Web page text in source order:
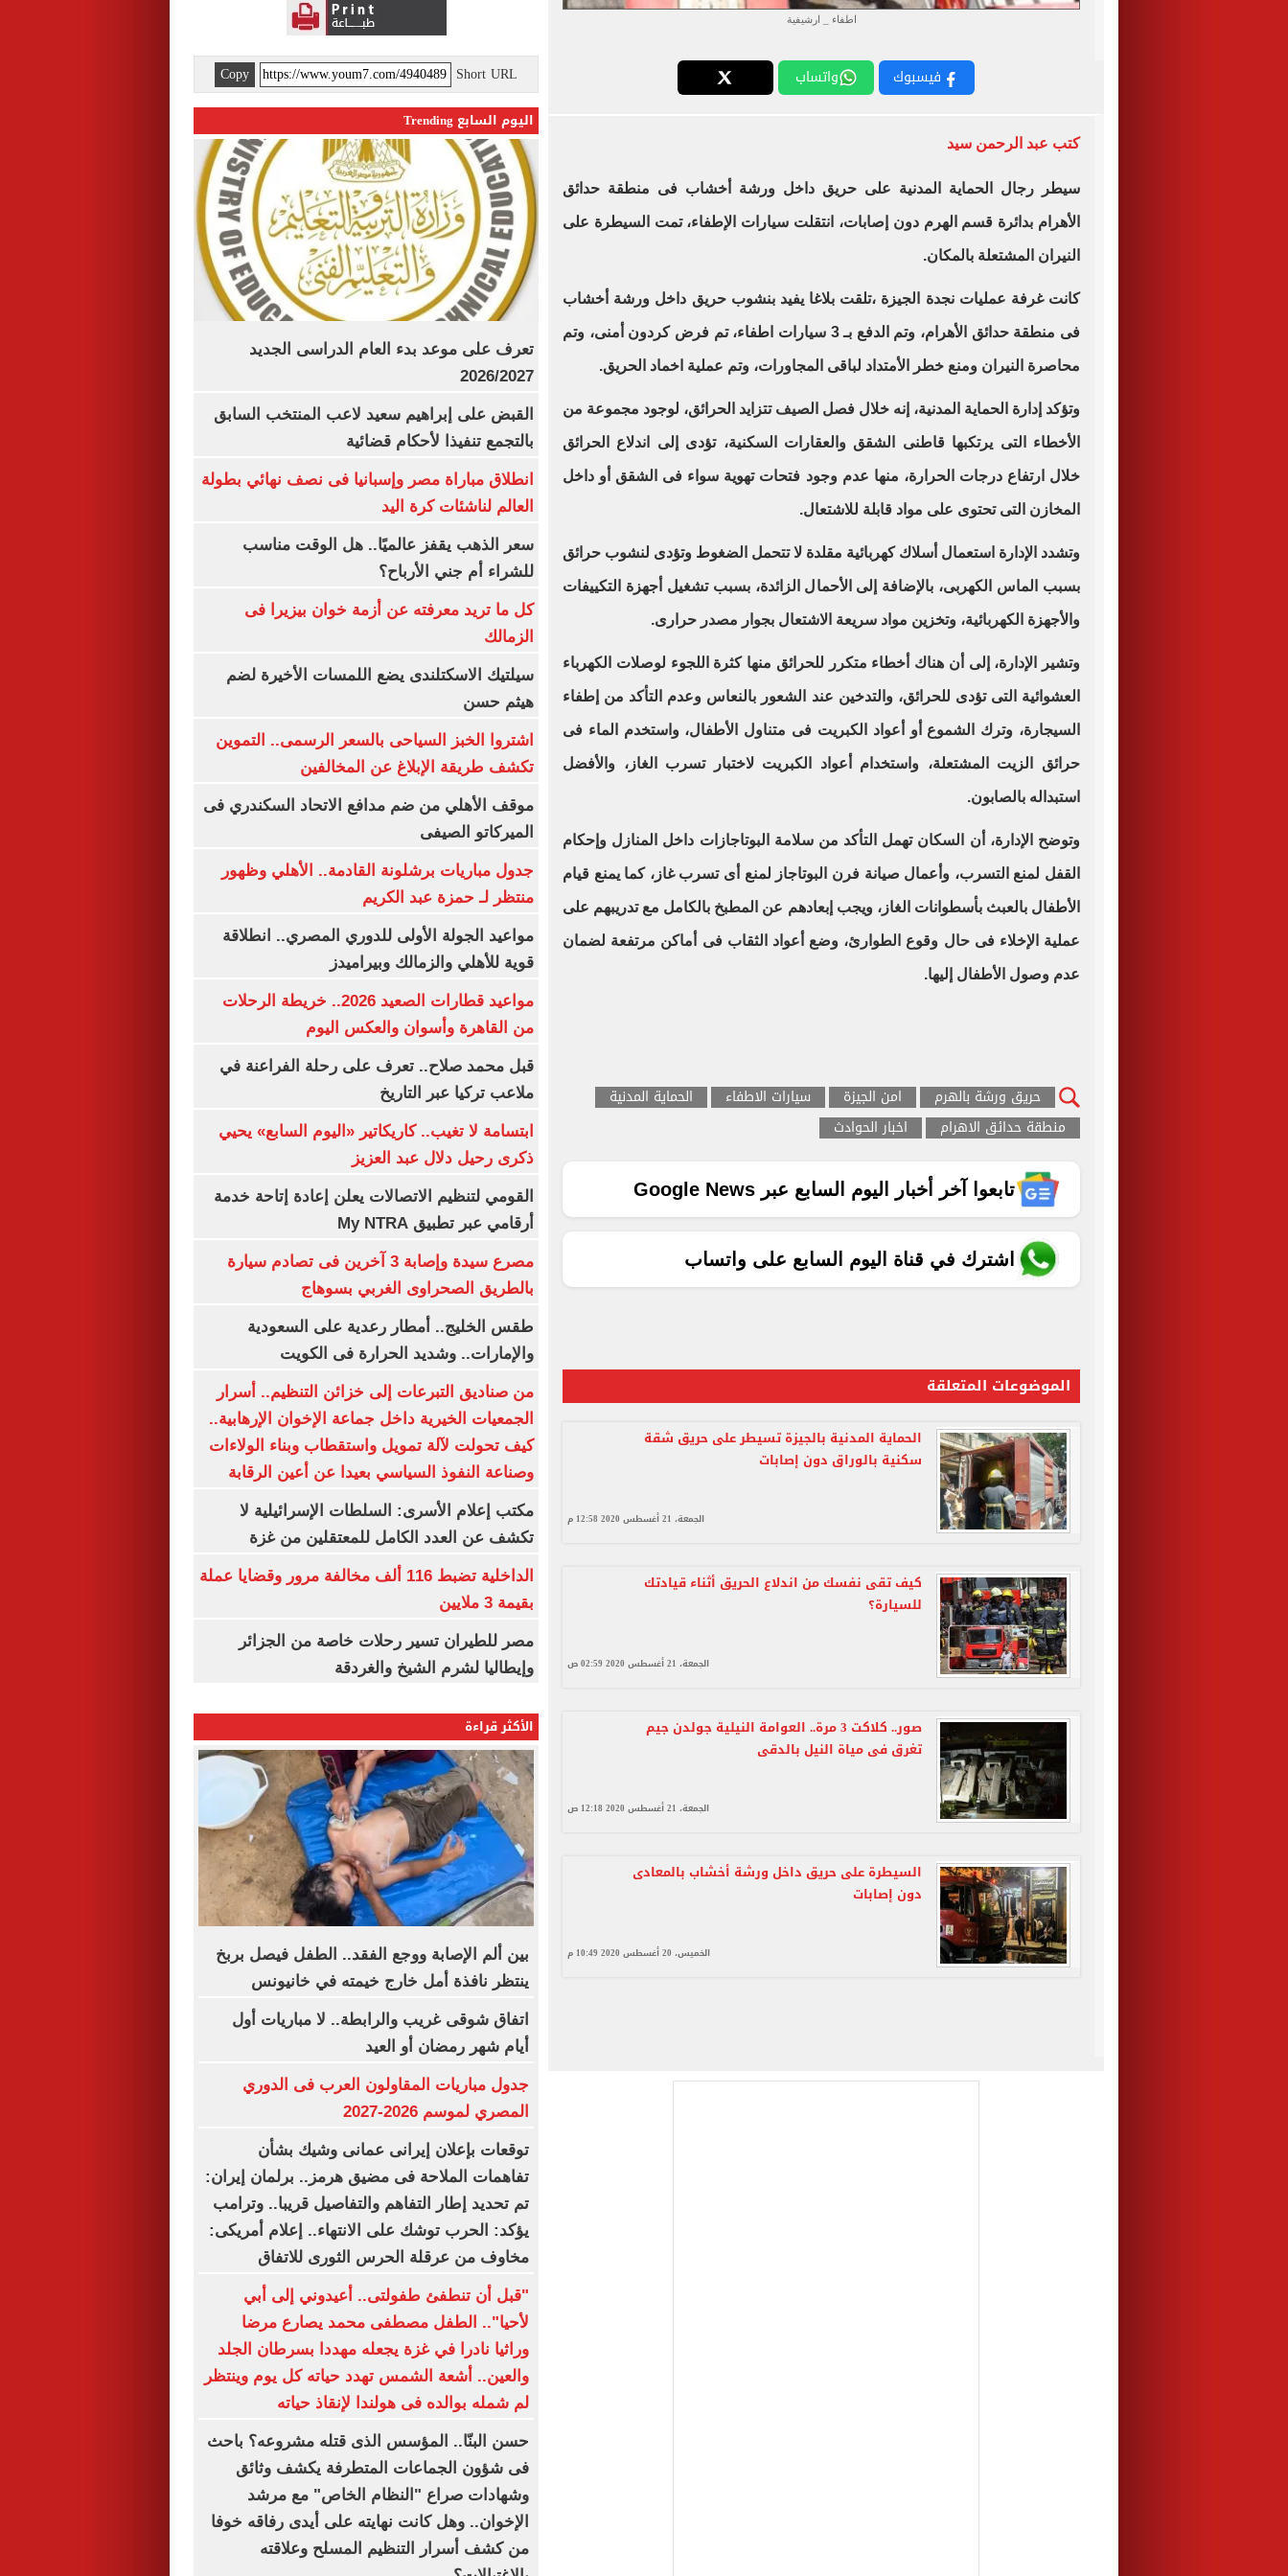
اطفاء _ ارشيفية
فيسبوك واتساب
كتب عبد الرحمن سيد
سيطر رجال الحماية المدنية على حريق داخل ورشة أخشاب فى منطقة حدائق
الأهرام بدائرة قسم الهرم دون إصابات، انتقلت سيارات الإطفاء، تمت السيطرة على
النيران المشتعلة بالمكان.
كانت غرفة عمليات نجدة الجيزة ،تلقت بلاغا يفيد بنشوب حريق داخل ورشة أخشاب
فى منطقة حدائق الأهرام، وتم الدفع بـ 3 سيارات اطفاء، تم فرض كردون أمنى، وتم
محاصرة النيران ومنع خطر الأمتداد لباقى المجاورات، وتم عملية اخماد الحريق.
وتؤكد إدارة الحماية المدنية، إنه خلال فصل الصيف تتزايد الحرائق، لوجود مجموعة من
الأخطاء التى يرتكبها قاطنى الشقق والعقارات السكنية، تؤدى إلى اندلاع الحرائق
خلال ارتفاع درجات الحرارة، منها عدم وجود فتحات تهوية سواء فى الشقق أو داخل
المخازن التى تحتوى على مواد قابلة للاشتعال.
وتشدد الإدارة استعمال أسلاك كهربائية مقلدة لا تتحمل الضغوط وتؤدى لنشوب حرائق
بسبب الماس الكهربى، بالإضافة إلى الأحمال الزائدة، بسبب تشغيل أجهزة التكييفات
والأجهزة الكهربائية، وتخزين مواد سريعة الاشتعال بجوار مصدر حرارى.
وتشير الإدارة، إلى أن هناك أخطاء متكرر للحرائق منها كثرة اللجوء لوصلات الكهرباء
العشوائية التى تؤدى للحرائق، والتدخين عند الشعور بالنعاس وعدم التأكد من إطفاء
السيجارة، وترك الشموع أو أعواد الكبريت فى متناول الأطفال، واستخدم الماء فى
حرائق الزيت المشتعلة، واستخدام أعواد الكبريت لاختبار تسرب الغاز، والأفضل
استبداله بالصابون.
وتوضح الإدارة، أن السكان تهمل التأكد من سلامة البوتاجازات داخل المنازل وإحكام
القفل لمنع التسرب، وأعمال صيانة فرن البوتاجاز لمنع أى تسرب غاز، كما يمنع قيام
الأطفال بالعبث بأسطوانات الغاز، ويجب إبعادهم عن المطبخ بالكامل مع تدريبهم على
عملية الإخلاء فى حال وقوع الطوارئ، وضع أعواد الثقاب فى أماكن مرتفعة لضمان
عدم وصول الأطفال إليها.
حريق ورشة بالهرم امن الجيزة سيارات الاطفاء
الحماية المدنية
منطقة حدائق الاهرام
اخبار الحوادث
تابعوا آخر أخبار اليوم السابع عبر Google News
اشترك في قناة اليوم السابع على واتساب
الموضوعات المتعلقة
الحماية المدنية بالجيزة تسيطر على حريق شقة
سكنية بالوراق دون إصابات
الجمعة، 21 أغسطس 2020 12:58 م
كيف تقى نفسك من اندلاع الحريق أثناء قيادتك
للسيارة؟
الجمعة، 21 أغسطس 2020 02:59 ص
صور.. كلاكت 3 مرة.. العوامة النيلية جولدن جيم
تغرق فى مياة النيل بالدقى
الجمعة، 21 أغسطس 2020 12:18 ص
السيطرة على حريق داخل ورشة أخشاب بالمعادى
دون إصابات
الخميس، 20 أغسطس 2020 10:49 م
Short URL
Copy
اليوم السابع Trending
تعرف على موعد بدء العام الدراسى الجديد
2026/2027
القبض على إبراهيم سعيد لاعب المنتخب السابق
بالتجمع تنفيذا لأحكام قضائية
انطلاق مباراة مصر وإسبانيا فى نصف نهائي بطولة
العالم لناشئات كرة اليد
سعر الذهب يقفز عالميًا.. هل الوقت مناسب
للشراء أم جني الأرباح؟
كل ما تريد معرفته عن أزمة خوان بيزيرا فى
الزمالك
سيلتيك الاسكتلندى يضع اللمسات الأخيرة لضم
هيثم حسن
اشتروا الخبز السياحى بالسعر الرسمى.. التموين
تكشف طريقة الإبلاغ عن المخالفين
موقف الأهلي من ضم مدافع الاتحاد السكندري فى
الميركاتو الصيفى
جدول مباريات برشلونة القادمة.. الأهلي وظهور
منتظر لـ حمزة عبد الكريم
مواعيد الجولة الأولى للدوري المصري.. انطلاقة
قوية للأهلي والزمالك وبيراميدز
مواعيد قطارات الصعيد 2026.. خريطة الرحلات
من القاهرة وأسوان والعكس اليوم
قبل محمد صلاح.. تعرف على رحلة الفراعنة في
ملاعب تركيا عبر التاريخ
ابتسامة لا تغيب.. كاريكاتير «اليوم السابع» يحيي
ذكرى رحيل دلال عبد العزيز
القومي لتنظيم الاتصالات يعلن إعادة إتاحة خدمة
أرقامي عبر تطبيق My NTRA
مصرع سيدة وإصابة 3 آخرين فى تصادم سيارة
بالطريق الصحراوى الغربي بسوهاج
طقس الخليج.. أمطار رعدية على السعودية
والإمارات.. وشديد الحرارة فى الكويت
من صناديق التبرعات إلى خزائن التنظيم.. أسرار
الجمعيات الخيرية داخل جماعة الإخوان الإرهابية..
كيف تحولت لآلة تمويل واستقطاب وبناء الولاءات
وصناعة النفوذ السياسي بعيدا عن أعين الرقابة
مكتب إعلام الأسرى: السلطات الإسرائيلية لا
تكشف عن العدد الكامل للمعتقلين من غزة
الداخلية تضبط 116 ألف مخالفة مرور وقضايا عملة
بقيمة 3 ملايين
مصر للطيران تسير رحلات خاصة من الجزائر
وإيطاليا لشرم الشيخ والغردقة
الأكثر قراءة
بين ألم الإصابة ووجع الفقد.. الطفل فيصل بربخ
ينتظر نافذة أمل خارج خيمته في خانيونس
اتفاق شوقى غريب والرابطة.. لا مباريات أول
أيام شهر رمضان أو العيد
جدول مباريات المقاولون العرب فى الدوري
المصري لموسم 2026-2027
توقعات بإعلان إيرانى عمانى وشيك بشأن
تفاهمات الملاحة فى مضيق هرمز.. برلمان إيران:
تم تحديد إطار التفاهم والتفاصيل قريبا.. وترامب
يؤكد: الحرب توشك على الانتهاء.. إعلام أمريكى:
مخاوف من عرقلة الحرس الثورى للاتفاق
"قبل أن تنطفئ طفولتى.. أعيدوني إلى أبي
لأحيا".. الطفل مصطفى محمد يصارع مرضا
وراثيا نادرا في غزة يجعله مهددا بسرطان الجلد
والعين.. أشعة الشمس تهدد حياته كل يوم وينتظر
لم شمله بوالده فى هولندا لإنقاذ حياته
حسن البنّا.. المؤسس الذى قتله مشروعه؟ باحث
فى شؤون الجماعات المتطرفة يكشف وثائق
وشهادات صراع "النظام الخاص" مع مرشد
الإخوان.. وهل كانت نهايته على أيدى رفاقه خوفا
من كشف أسرار التنظيم المسلح وعلاقته